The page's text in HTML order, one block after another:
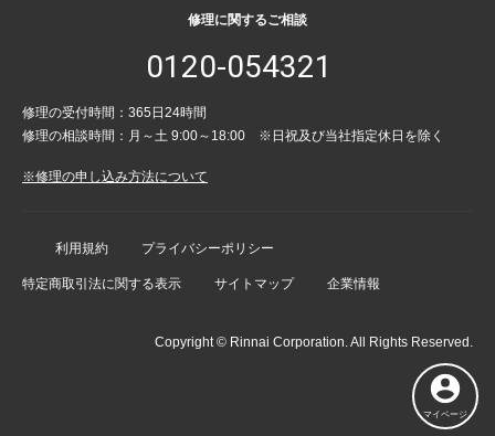
修理に関するご相談
0120-054321
修理の受付時間：365日24時間
修理の相談時間：月～土 9:00～18:00 ※日祝及び当社指定休日を除く
※修理の申し込み方法について
利用規約 プライバシーポリシー
特定商取引法に関する表示 サイトマップ 企業情報
Copyright © Rinnai Corporation. All Rights Reserved.
マイページ